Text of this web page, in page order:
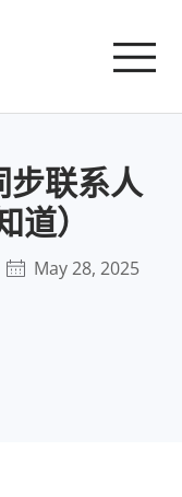
步联系人
道）
May 28, 2025